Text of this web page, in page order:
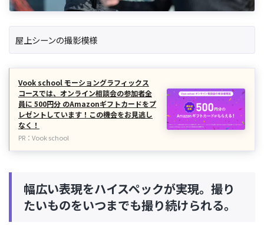
屋上シーンの撮影模様
Vook school モーショングラフィックス
コースでは、オンライン相談会の参加者全
員に 500円分 のAmazonギフトカードをプ
レゼントしています！この機会をお見逃し
なく！
PR：Vook school
幅広い表現をハイスペックが実現。撮り
たいものをいつまでも撮り続けられる。